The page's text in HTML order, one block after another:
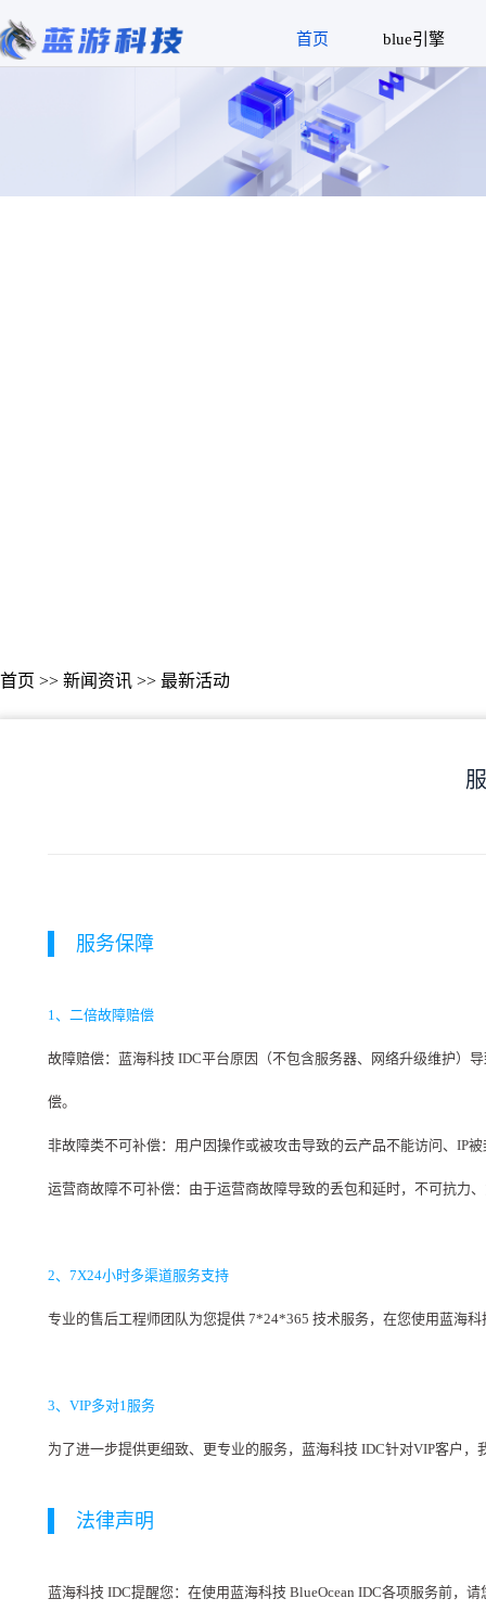
首页 blue引擎
首页 >> 新闻资讯 >> 最新活动
服务保障
1、二倍故障赔偿
故障赔偿：蓝海科技 IDC平台原因（不包含服务器、网络升级维护）
偿。
非故障类不可补偿：用户因操作或被攻击导致的云产品不能访问、IP
运营商故障不可补偿：由于运营商故障导致的丢包和延时，不可抗力
2、7X24小时多渠道服务支持
专业的售后工程师团队为您提供 7*24*365 技术服务，在您使用蓝海
3、VIP多对1服务
为了进一步提供更细致、更专业的服务，蓝海科技 IDC针对VIP客户
法律声明
蓝海科技 IDC提醒您：在使用蓝海科技 BlueOcean IDC各项服务前，